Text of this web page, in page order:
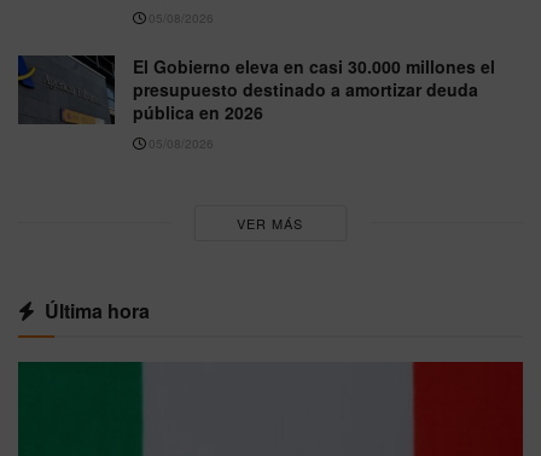
05/08/2026
El Gobierno eleva en casi 30.000 millones el
presupuesto destinado a amortizar deuda
pública en 2026
05/08/2026
VER MÁS
Última hora